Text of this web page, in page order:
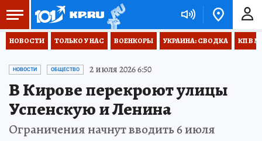
НОВОСТИ ТОЛЬКО У НАС ВОЕНКОРЫ УКРАИНА: СВОДКА КП В
НОВОСТИ ОБЩЕСТВО 2 июля 2026 6:50
В Кирове перекроют улицы
Успенскую и Ленина
Ограничения начнут вводить 6 июля